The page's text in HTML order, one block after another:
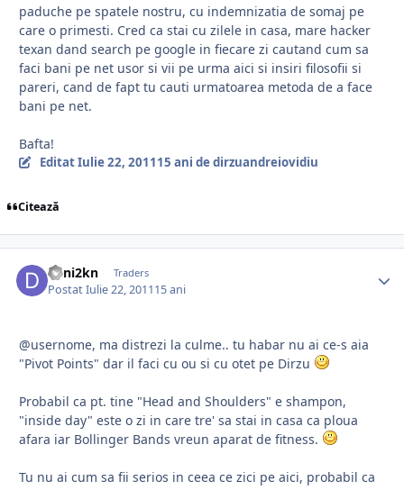
paduche pe spatele nostru, cu indemnizatia de somaj pe
care o primesti. Cred ca stai cu zilele in casa, mare hacker
texan dand search pe google in fiecare zi cautand cum sa
faci bani pe net usor si vii pe urma aici si insiri filosofii si
pareri, cand de fapt tu cauti urmatoarea metoda de a face
bani pe net.
Bafta!
EditatIulie 22, 201115 ani de dirzuandreiovidiu
Citează
dani2kn Traders
PostatIulie 22, 201115 ani
@usernome, ma distrezi la culme.. tu habar nu ai ce-s aia
"Pivot Points" dar il faci cu ou si cu otet pe Dirzu
Probabil ca pt. tine "Head and Shoulders" e shampon,
"inside day" este o zi in care tre' sa stai in casa ca ploua
afara iar Bollinger Bands vreun aparat de fitness.
Tu nu ai cum sa fii serios in ceea ce zici pe aici, probabil ca